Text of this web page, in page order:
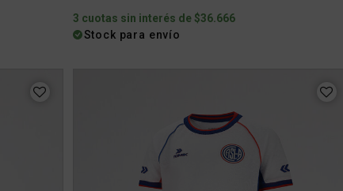
3 cuotas sin interés de $36.666
Stock para envío